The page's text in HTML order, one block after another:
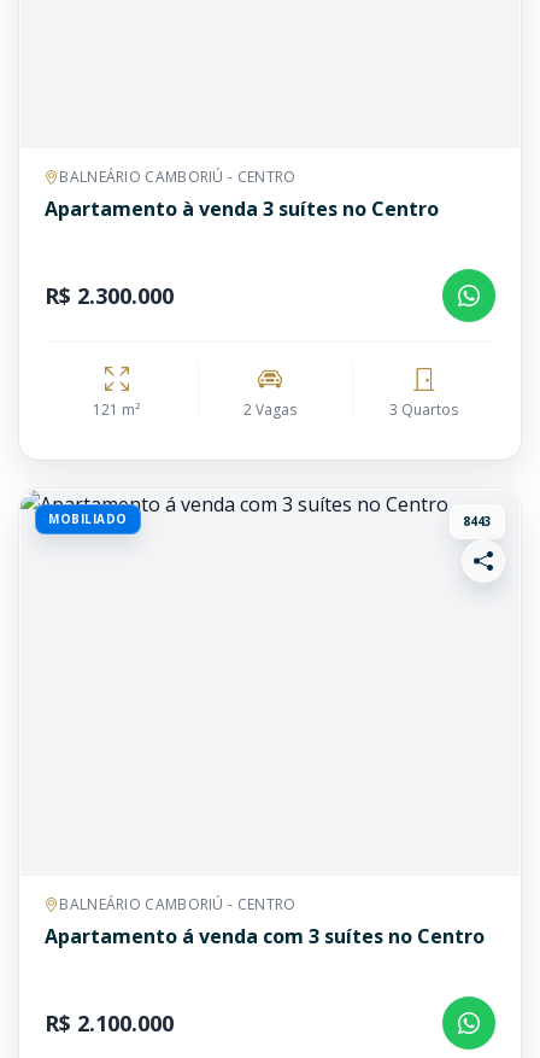
BALNEÁRIO CAMBORIÚ - CENTRO
Apartamento à venda 3 suítes no Centro
R$ 2.300.000
121 m² 2 Vagas 3 Quartos
MOBILIADO 8443
BALNEÁRIO CAMBORIÚ - CENTRO
Apartamento á venda com 3 suítes no Centro
R$ 2.100.000